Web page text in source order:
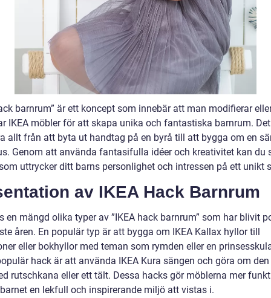
barnrum” är ett koncept som innebär att man modifierar
IKEA möbler för att skapa unika och fantastiska barnrum.
allt från att byta ut handtag på en byrå till att bygga om en
Genom att använda fantasifulla idéer och kreativitet kan du
uttrycker ditt barns personlighet och intressen på ett unikt
av IKEA Hack Barnrum
en mängd olika typer av ”IKEA hack barnrum” som har blivit
åren. En populär typ är att bygga om IKEA Kallax hyllor till
eller bokhyllor med teman som rymden eller en
hack är att använda IKEA Kura sängen och göra om
rutschkana eller ett tält. Dessa hacks gör möblerna mer
en lekfull och inspirerande miljö att vistas i.